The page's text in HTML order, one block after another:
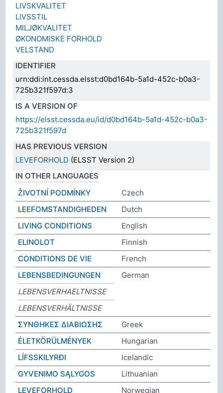
LIVSKVALITET
LIVSSTIL
MILJØKVALITET
ØKONOMISKE FORHOLD
VELSTAND
IDENTIFIER
urn:ddi:int.cessda.elsst:d0bd164b-5a1d-452c-b0a3-
725b321f597d:3
IS A VERSION OF
https://elsst.cessda.eu/id/d0bd164b-5a1d-452c-b0a3-
725b321f597d
HAS PREVIOUS VERSION
LEVEFORHOLD (ELSST Version 2)
IN OTHER LANGUAGES
ŽIVOTNÍ PODMÍNKY
Czech
LEEFOMSTANDIGHEDEN
Dutch
LIVING CONDITIONS
English
ELINOLOT
Finnish
CONDITIONS DE VIE
French
LEBENSBEDINGUNGEN
German
LEBENSVERHAELTNISSE
LEBENSVERHÄLTNISSE
ΣΥΝΘΗΚΕΣ ΔΙΑΒΙΩΣΗΣ
Greek
ÉLETKÖRÜLMÉNYEK
Hungarian
LÍFSSKILYRÐI
Icelandic
GYVENIMO SĄLYGOS
Lithuanian
LEVEFORHOLD
Norwegian